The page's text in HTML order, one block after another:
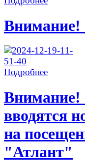
Внимание!
Подробнее
Внимание!
вводятся
на
"Атлант"